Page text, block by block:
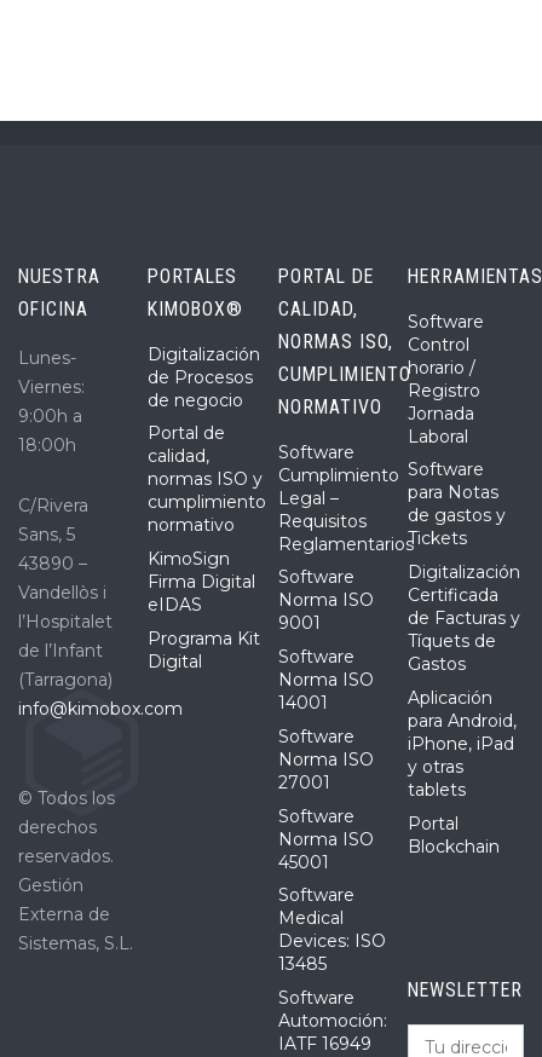
NUESTRA
OFICINA
Lunes-
Viernes:
9:00h a
18:00h
C/Rivera
Sans, 5
43890 –
Vandellòs i
l’Hospitalet
de l’Infant
(Tarragona)
info@kimobox.com
© Todos los
derechos
reservados.
Gestión
Externa de
Sistemas, S.L.
PORTALES
KIMOBOX®
Digitalización
de Procesos
de negocio
Portal de
calidad,
normas ISO y
cumplimiento
normativo
KimoSign
Firma Digital
eIDAS
Programa Kit
Digital
PORTAL DE
CALIDAD,
NORMAS ISO,
CUMPLIMIENTO
NORMATIVO
Software
Cumplimiento
Legal –
Requisitos
Reglamentarios
Software
Norma ISO
9001
Software
Norma ISO
14001
Software
Norma ISO
27001
Software
Norma ISO
45001
Software
Medical
Devices: ISO
13485
Software
Automoción:
IATF 16949
Software
Control
horario /
Registro
Jornada
Laboral
Software
para Notas
de gastos y
Tickets
Digitalización
Certificada
de Facturas y
Tíquets de
Gastos
Aplicación
para Android,
iPhone, iPad
y otras
tablets
Portal
Blockchain
NEWSLETTER